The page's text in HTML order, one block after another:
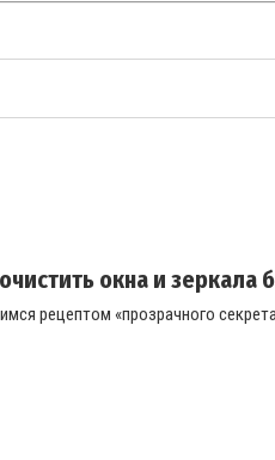
окна и зеркала
рецептом «прозрачного